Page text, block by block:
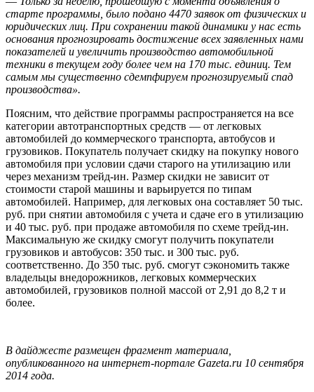
старте программы, было подано 4470 заявок от физических и
юридических лиц. При сохранении такой динамики у нас есть
основания прогнозировать достижение всех заявленных нами
показателей и увеличить производство автомобильной
техники в текущем году более чем на 170 тыс. единиц. Тем
самым мы существенно сдемпфируем прогнозируемый спад
производства».
Поясним, что действие программы распространяется на все
категории автотранспортных средств — от легковых
автомобилей до коммерческого транспорта, автобусов и
грузовиков. Покупатель получает скидку на покупку нового
автомобиля при условии сдачи старого на утилизацию или
через механизм трейд-ин. Размер скидки не зависит от
стоимости старой машины и варьируется по типам
автомобилей. Например, для легковых она составляет 50 тыс.
руб. при снятии автомобиля с учета и сдаче его в утилизацию
и 40 тыс. руб. при продаже автомобиля по схеме трейд-ин.
Максимальную же скидку смогут получить покупатели
грузовиков и автобусов: 350 тыс. и 300 тыс. руб.
соответственно. До 350 тыс. руб. смогут сэкономить также
владельцы внедорожников, легковых коммерческих
автомобилей, грузовиков полной массой от 2,91 до 8,2 т и
более.
В дайджесте размещен фрагмент материала,
опубликованного на интернет-портале Gazeta.ru 10 сентября
2014 года.